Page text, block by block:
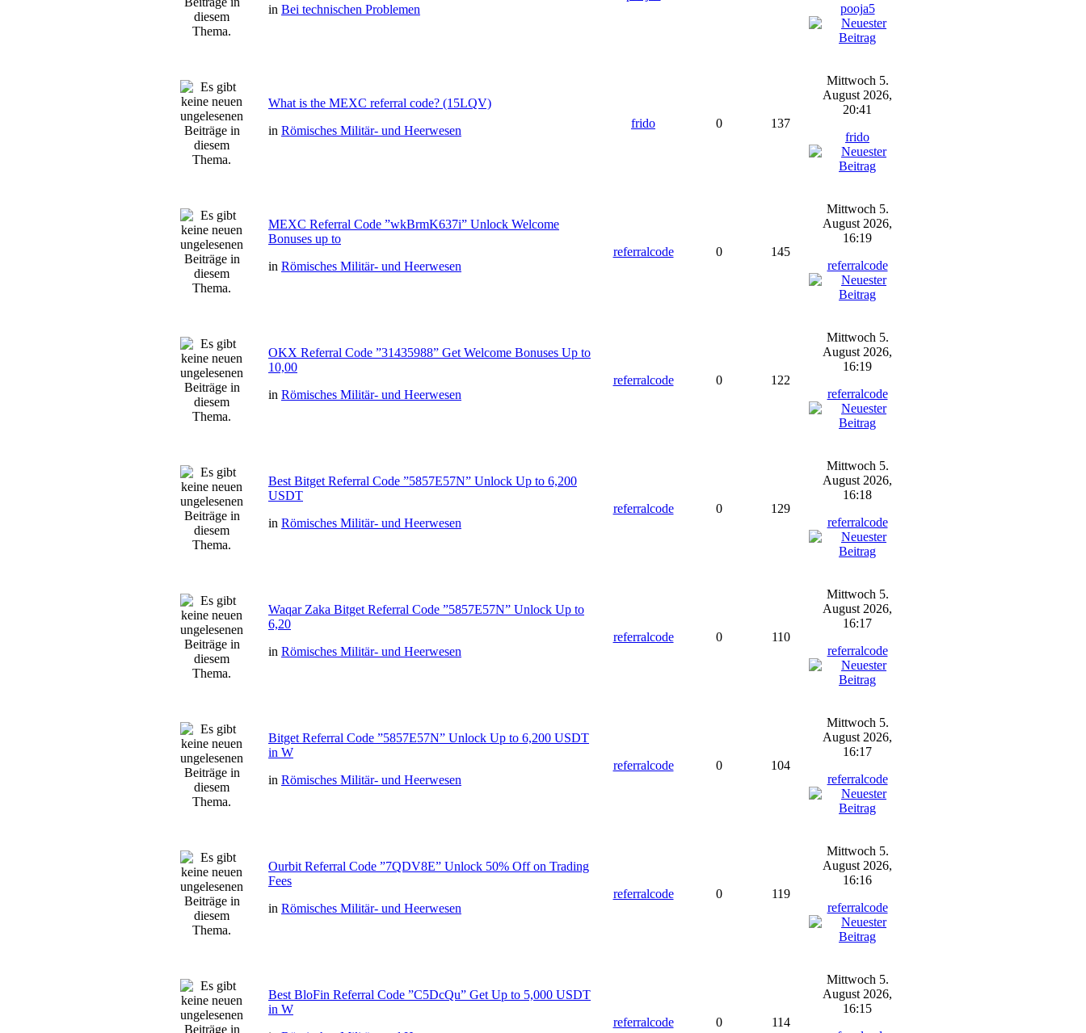
in Bei technischen Problemen
pooja5
What is the MEXC referral code? (15LQV)
in Römisches Militär- und Heerwesen
frido 0 137
Mittwoch 5.
August 2026,
20:41
frido
MEXC Referral Code ”wkBrmK637i” Unlock Welcome
Bonuses up to
in Römisches Militär- und Heerwesen
referralcode 0 145
Mittwoch 5.
August 2026,
16:19
referralcode
OKX Referral Code ”31435988” Get Welcome Bonuses Up to
10,00
in Römisches Militär- und Heerwesen
referralcode 0 122
Mittwoch 5.
August 2026,
16:19
referralcode
Best Bitget Referral Code ”5857E57N” Unlock Up to 6,200
USDT
in Römisches Militär- und Heerwesen
referralcode 0 129
Mittwoch 5.
August 2026,
16:18
referralcode
Waqar Zaka Bitget Referral Code ”5857E57N” Unlock Up to
6,20
in Römisches Militär- und Heerwesen
referralcode 0 110
Mittwoch 5.
August 2026,
16:17
referralcode
Bitget Referral Code ”5857E57N” Unlock Up to 6,200 USDT
in W
in Römisches Militär- und Heerwesen
referralcode 0 104
Mittwoch 5.
August 2026,
16:17
referralcode
Ourbit Referral Code ”7QDV8E” Unlock 50% Off on Trading
Fees
in Römisches Militär- und Heerwesen
referralcode 0 119
Mittwoch 5.
August 2026,
16:16
referralcode
Best BloFin Referral Code ”C5DcQu” Get Up to 5,000 USDT
in W
referralcode 0 114
Mittwoch 5.
August 2026,
16:15